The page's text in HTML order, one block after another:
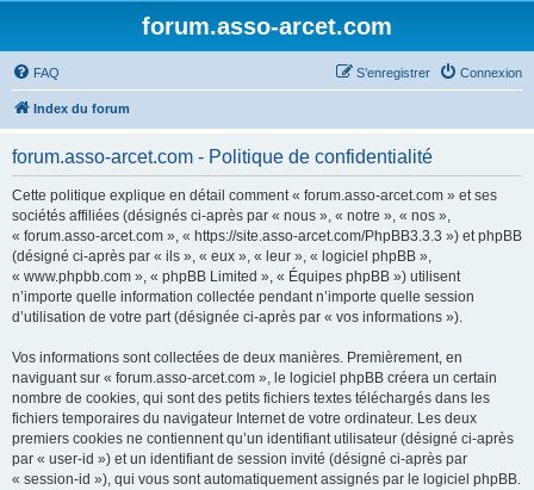
forum.asso-arcet.com
FAQ Connexion
S’enregistrer
Index du forum
forum.asso-arcet.com - Politique de confidentialité
Cette politique explique en détail comment « forum.asso-arcet.com » et ses
sociétés affiliées (désignés ci-après par « nous », « notre », « nos »,
« forum.asso-arcet.com », « https://site.asso-arcet.com/PhpBB3.3.3 ») et phpBB
(désigné ci-après par « ils », « eux », « leur », « logiciel phpBB »,
« www.phpbb.com », « phpBB Limited », « Équipes phpBB ») utilisent
n’importe quelle information collectée pendant n’importe quelle session
d’utilisation de votre part (désignée ci-après par « vos informations »).
Vos informations sont collectées de deux manières. Premièrement, en
naviguant sur « forum.asso-arcet.com », le logiciel phpBB créera un certain
nombre de cookies, qui sont des petits fichiers textes téléchargés dans les
fichiers temporaires du navigateur Internet de votre ordinateur. Les deux
premiers cookies ne contiennent qu’un identifiant utilisateur (désigné ci-après
par « user-id ») et un identifiant de session invité (désigné ci-après par
« session-id »), qui vous sont automatiquement assignés par le logiciel phpBB.